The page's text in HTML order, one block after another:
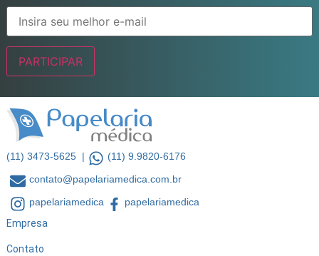
(11) 3473-5625 |
(11) 9.9820-6176
contato@papelariamedica.com.br
papelariamedica
papelariamedica
Empresa
Contato